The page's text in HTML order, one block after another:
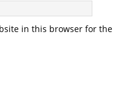
in this browser for the